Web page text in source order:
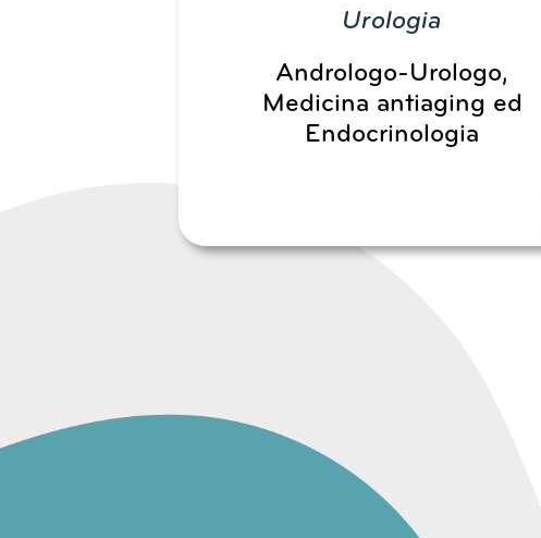
Urologia
Andrologo-Urologo,
Medicina antiaging ed
Endocrinologia